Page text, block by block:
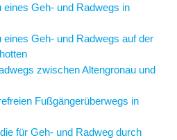
eines Geh- und Radwegs in
eines Geh- und Radwegs auf der
zwischen Altengronau und
Fußgängerüberwegs in
für Geh- und Radweg durch